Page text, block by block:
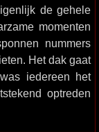
de gehele
momenten
nummers
Het dak gaat
iedereen het
optreden